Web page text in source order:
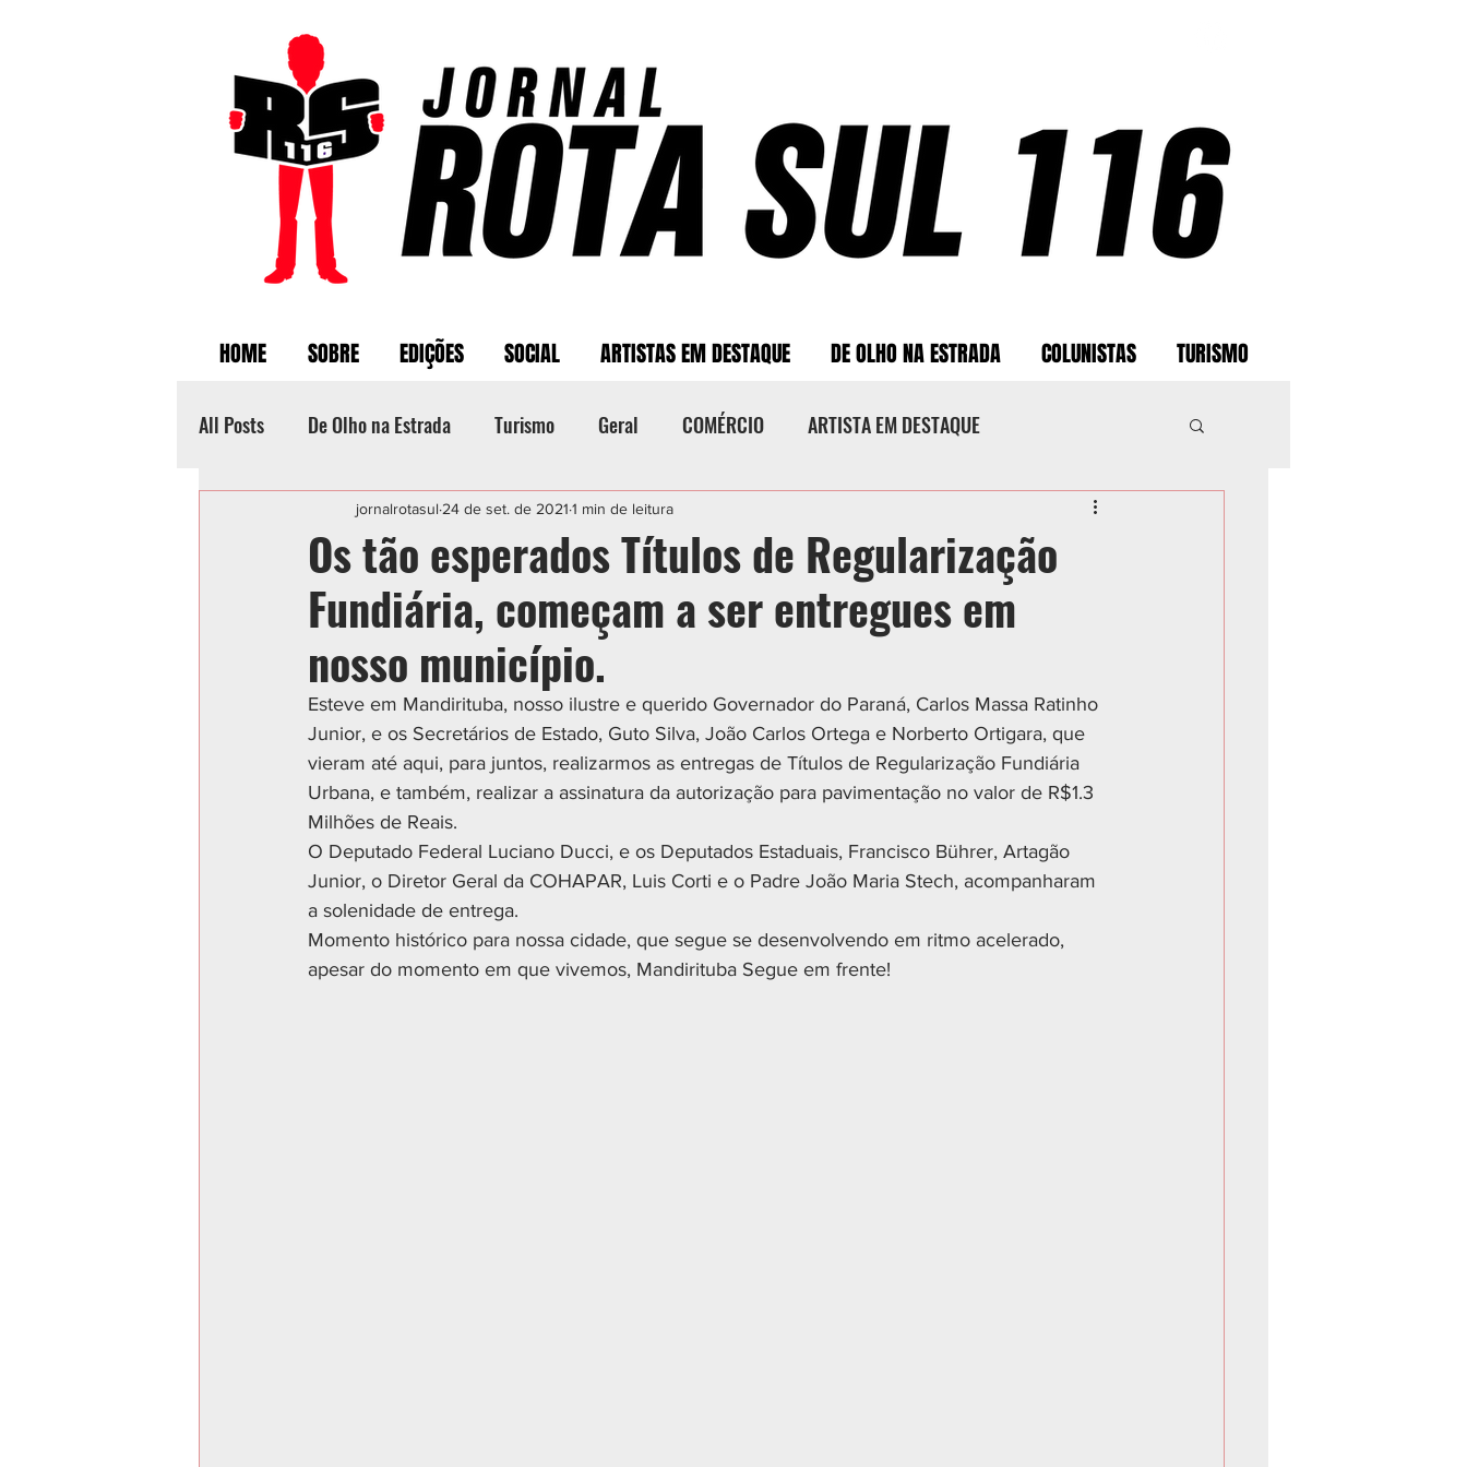
HOME SOBRE EDIÇÕES SOCIAL ARTISTAS EM DESTAQUE DE OLHO NA ESTRADA COLUNISTAS TURISMO
All Posts De Olho na Estrada Turismo Geral COMÉRCIO ARTISTA EM DESTAQUE
Categoria sem título POLICIAL ESPORTE CIDADES
Os tão esperados Títulos de Regularização
Fundiária, começam a ser entregues em
nosso município.
jornalrotasul 24 de set. de 2021 1 min de leitura
Esteve em Mandirituba, nosso ilustre e querido Governador do Paraná, Carlos Massa Ratinho
Junior, e os Secretários de Estado, Guto Silva, João Carlos Ortega e Norberto Ortigara, que
vieram até aqui, para juntos, realizarmos as entregas de Títulos de Regularização Fundiária
Urbana, e também, realizar a assinatura da autorização para pavimentação no valor de R$1.3
Milhões de Reais.
O Deputado Federal Luciano Ducci, e os Deputados Estaduais, Francisco Bührer, Artagão
Junior, o Diretor Geral da COHAPAR, Luis Corti e o Padre João Maria Stech, acompanharam
a solenidade de entrega.
Momento histórico para nossa cidade, que segue se desenvolvendo em ritmo acelerado,
apesar do momento em que vivemos, Mandirituba Segue em frente!